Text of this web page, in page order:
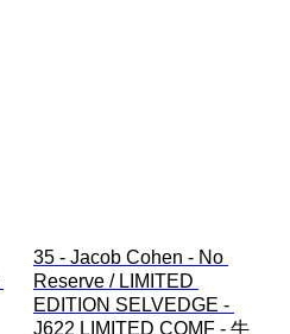
35 - Jacob Cohen - No
Reserve / LIMITED
EDITION SELVEDGE -
J622 LIMITED COMF - 牛